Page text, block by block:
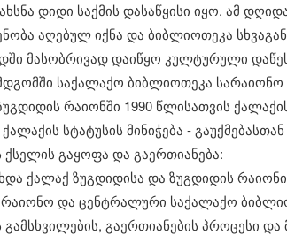
დიდი საქმის დასაწყისი იყო. ამ
აღებულ იქნა და ბიბლიოთეკა
მასობრივად დაიწყო კულტურული
საქალაქო ბიბლიოთეკა
რაიონში 1990 წლისათვის
სტატუსის მინიჭება -
გაყოფა და გაერთიანება:
ქალაქ ზუგდიდისა და ზუგდიდის
და ცენტრალური საქალაქო
გაერთიანების პროცესი